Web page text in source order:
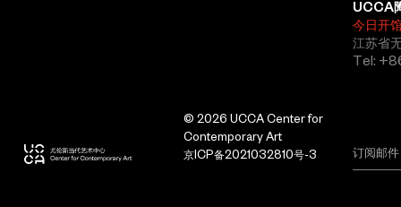
UCCA
今日开
江苏省
Tel:
© 2026 UCCA Center for
Contemporary Art
京ICP备2021032810号-3